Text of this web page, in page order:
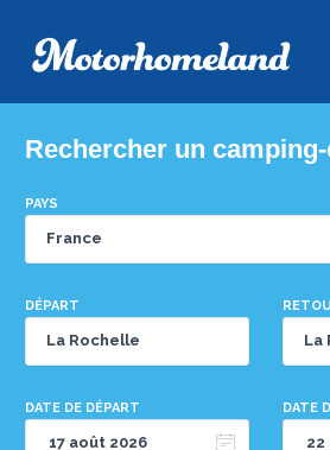
Rechercher un
PAYS
DÉPART
DATE DE DÉPART DATE